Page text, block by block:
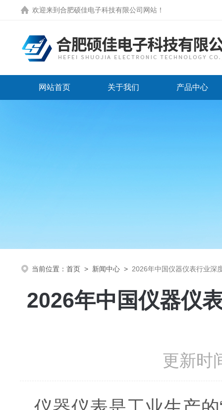
欢迎来到 合肥硕佳电子科技有限公司网站 ！
网站首页 关于我们 产品中心
当前位置： 首页 > 新闻中心 > 2026年中国仪器仪表行业深
2026年中国仪器仪
更新时